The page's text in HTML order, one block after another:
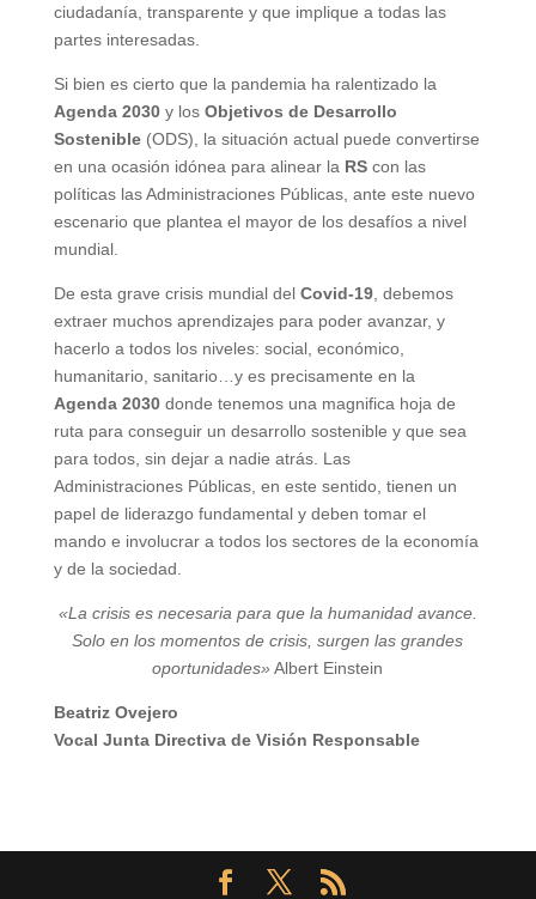
ciudadanía, transparente y que implique a todas las
partes interesadas.
Si bien es cierto que la pandemia ha ralentizado la
Agenda 2030y los Objetivos de Desarrollo
Sostenible(ODS), la situación actual puede convertirse
en una ocasión idónea para alinear la RScon las
políticas las Administraciones Públicas, ante este nuevo
escenario que plantea el mayor de los desafíos a nivel
mundial.
De esta grave crisis mundial del Covid-19, debemos
extraer muchos aprendizajes para poder avanzar, y
hacerlo a todos los niveles: social, económico,
humanitario, sanitario…y es precisamente en la
Agenda 2030donde tenemos una magnifica hoja de
ruta para conseguir un desarrollo sostenible y que sea
para todos, sin dejar a nadie atrás. Las
Administraciones Públicas, en este sentido, tienen un
papel de liderazgo fundamental y deben tomar el
mando e involucrar a todos los sectores de la economía
y de la sociedad.
«La crisis es necesaria para que la humanidad avance.
Solo en los momentos de crisis, surgen las grandes
oportunidades» Albert Einstein
Beatriz Ovejero
Vocal Junta Directiva de Visión Responsable